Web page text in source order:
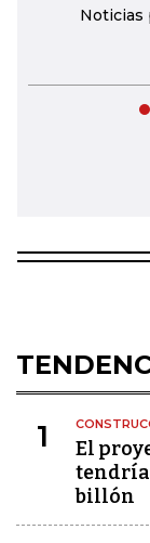
Noticias
1
El
tendría
billón